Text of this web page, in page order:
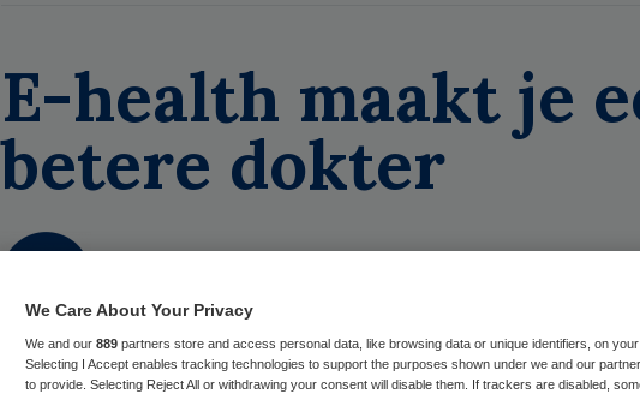
E-health maakt je
betere dokter
We Care About Your Privacy
We and our 889 partners store and access personal data, like browsing data or unique identifiers, on
Selecting I Accept enables tracking technologies to support the purposes shown under we and our
to provide. Selecting Reject All or withdrawing your consent will disable them. If trackers are disabled,